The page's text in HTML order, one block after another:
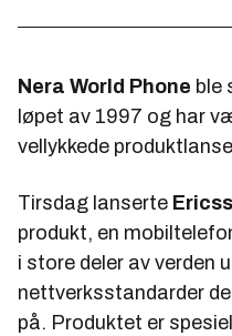
Nera World Phone ble
løpet av 1997 og har
vellykkede
Tirsdag lanserte
produkt, en
i store deler av verden
nettverksstandarder
på. Produktet er